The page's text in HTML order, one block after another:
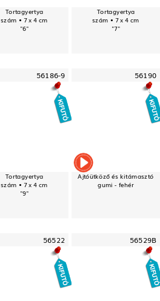
Tortagyertya
szám • 7 x 4 cm
"6"
Tortagyertya
szám • 7 x 4 cm
"7"
56186-9
Tortagyertya
szám • 7 x 4 cm
"9"
56190
Ajtóütköző és kitámasztó
gumi - fehér
56522 56529B